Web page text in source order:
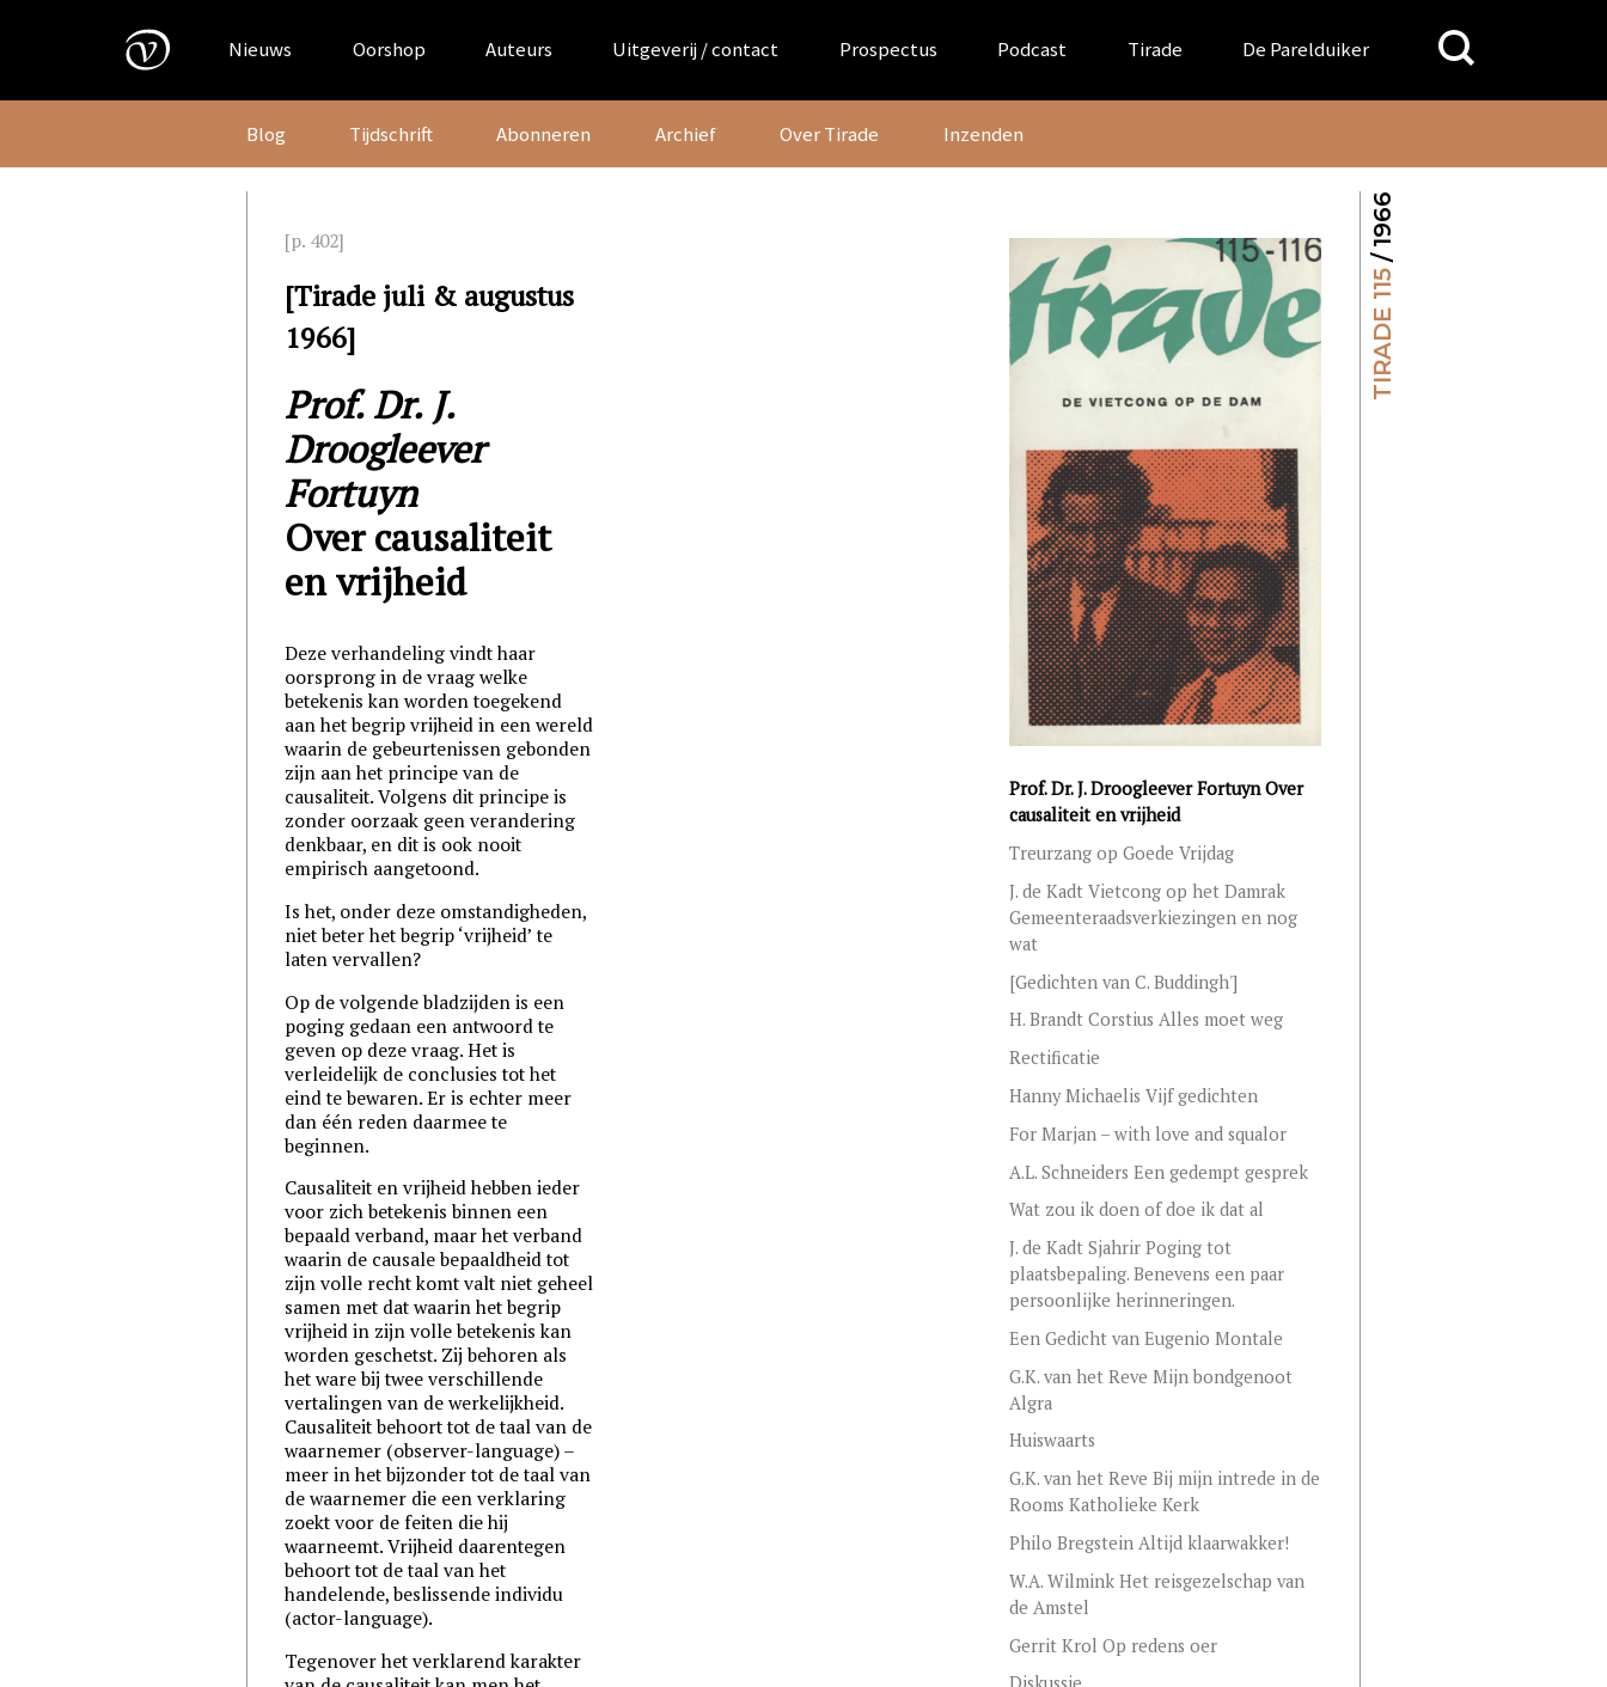
Nieuws Oorshop Auteurs Uitgeverij / contact Prospectus Podcast Tirade De Parelduiker
Search
for:
Blog Tijdschrift Abonneren Archief Over Tirade Inzenden
TIRADE 115
/ 1966
[p. 402]
[Tirade juli & augustus
1966]
Prof. Dr. J.
Droogleever
Fortuyn
Over causaliteit
en vrijheid
Deze verhandeling vindt haar
oorsprong in de vraag welke
betekenis kan worden toegekend
aan het begrip vrijheid in een wereld
waarin de gebeurtenissen gebonden
zijn aan het principe van de
causaliteit. Volgens dit principe is
zonder oorzaak geen verandering
denkbaar, en dit is ook nooit
empirisch aangetoond.
Is het, onder deze omstandigheden,
niet beter het begrip ‘vrijheid’ te
laten vervallen?
Op de volgende bladzijden is een
poging gedaan een antwoord te
geven op deze vraag. Het is
verleidelijk de conclusies tot het
eind te bewaren. Er is echter meer
dan één reden daarmee te
beginnen.
Causaliteit en vrijheid hebben ieder
voor zich betekenis binnen een
bepaald verband, maar het verband
waarin de causale bepaaldheid tot
zijn volle recht komt valt niet geheel
samen met dat waarin het begrip
vrijheid in zijn volle betekenis kan
worden geschetst. Zij behoren als
het ware bij twee verschillende
vertalingen van de werkelijkheid.
Causaliteit behoort tot de taal van de
waarnemer (observer-language) –
meer in het bijzonder tot de taal van
de waarnemer die een verklaring
zoekt voor de feiten die hij
waarneemt. Vrijheid daarentegen
behoort tot de taal van het
handelende, beslissende individu
(actor-language).
Tegenover het verklarend karakter
Prof. Dr. J. Droogleever Fortuyn Over
causaliteit en vrijheid
Treurzang op Goede Vrijdag
J. de Kadt Vietcong op het Damrak
Gemeenteraadsverkiezingen en nog
wat
[Gedichten van C. Buddingh']
H. Brandt Corstius Alles moet weg
Rectificatie
Hanny Michaelis Vijf gedichten
For Marjan – with love and squalor
A.L. Schneiders Een gedempt gesprek
Wat zou ik doen of doe ik dat al
J. de Kadt Sjahrir Poging tot
plaatsbepaling. Benevens een paar
persoonlijke herinneringen.
Een Gedicht van Eugenio Montale
G.K. van het Reve Mijn bondgenoot
Algra
Huiswaarts
G.K. van het Reve Bij mijn intrede in de
Rooms Katholieke Kerk
Philo Bregstein Altijd klaarwakker!
W.A. Wilmink Het reisgezelschap van
de Amstel
Gerrit Krol Op redens oer